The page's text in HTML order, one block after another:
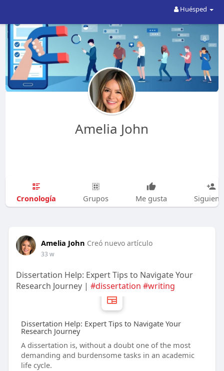
Huésped
Amelia John
Cronología Grupos Me gusta
Amelia John Creó nuevo artículo
33 w
Dissertation Help: Expert Tips to Navigate Your
Research Journey | #dissertation #writing
Dissertation Help: Expert Tips to Navigate Your
Research Journey
A dissertation is, without a doubt one of the most
demanding and burdensome tasks in an academic
life cycle.